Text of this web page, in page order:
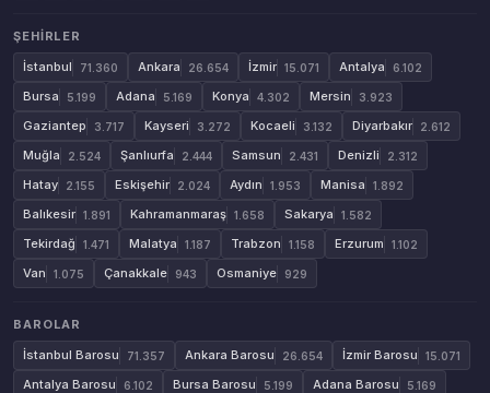
ŞEHIRLER
İstanbul
71.360 Ankara 26.654 İzmir 15.071 Antalya 6.102
Bursa 5.199 Adana 5.169 Konya 4.302 Mersin 3.923
Gaziantep 3.717 Kayseri 3.272 Kocaeli 3.132 Diyarbakır 2.612
Muğla 2.524 Şanlıurfa 2.444 Samsun 2.431 Denizli 2.312
Hatay 2.155 Eskişehir 2.024 Aydın 1.953 Manisa 1.892
Balıkesir 1.891 Kahramanmaraş 1.658 Sakarya 1.582
Tekirdağ 1.471 Malatya 1.187 Trabzon 1.158 Erzurum 1.102
Van 1.075 Çanakkale 943 Osmaniye 929
BAROLAR
İstanbul Barosu
71.357 Ankara Barosu 26.654 İzmir Barosu 15.071
Antalya Barosu 6.102 Bursa Barosu 5.199 Adana Barosu 5.169